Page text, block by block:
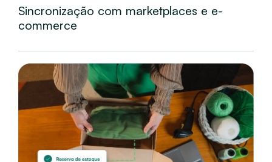
Sincronização com marketplaces e e-
commerce